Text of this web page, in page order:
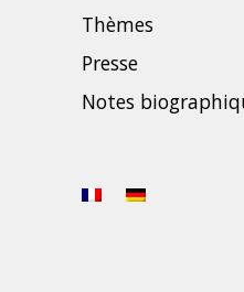
Thèmes
Presse
Notes